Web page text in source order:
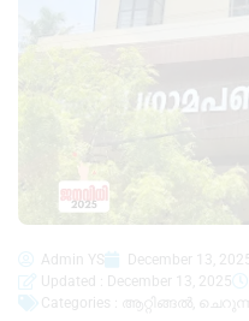
Admin YS December 13,
Updated : December 13, 2025
Categories :
ആറ്റിങ്ങൽ